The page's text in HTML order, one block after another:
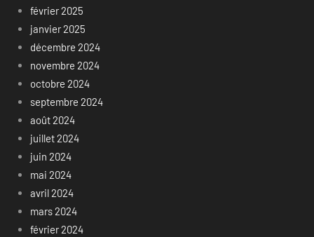
février 2025
janvier 2025
décembre 2024
novembre 2024
octobre 2024
septembre 2024
août 2024
juillet 2024
juin 2024
mai 2024
avril 2024
mars 2024
février 2024